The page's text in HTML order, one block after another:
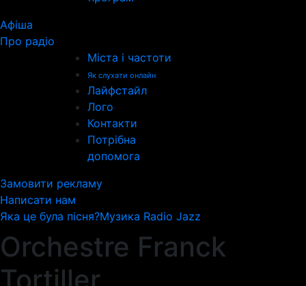
Афіша
Про радіо
Міста і частоти
Як слухати онлайн
Лайфстайл
Лого
Контакти
Потрібна
допомога
Замовити рекламу
Написати нам
Яка це була пісня?Музика Radio Jazz
Orchestre Franck